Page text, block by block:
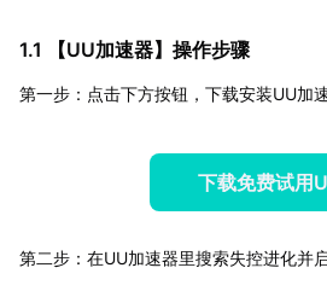
1.1 【UU加速器】操作步骤
第一步：点击下方按钮，下载安装UU加
下载免费试用
第二步：在UU加速器里搜索失控进化并